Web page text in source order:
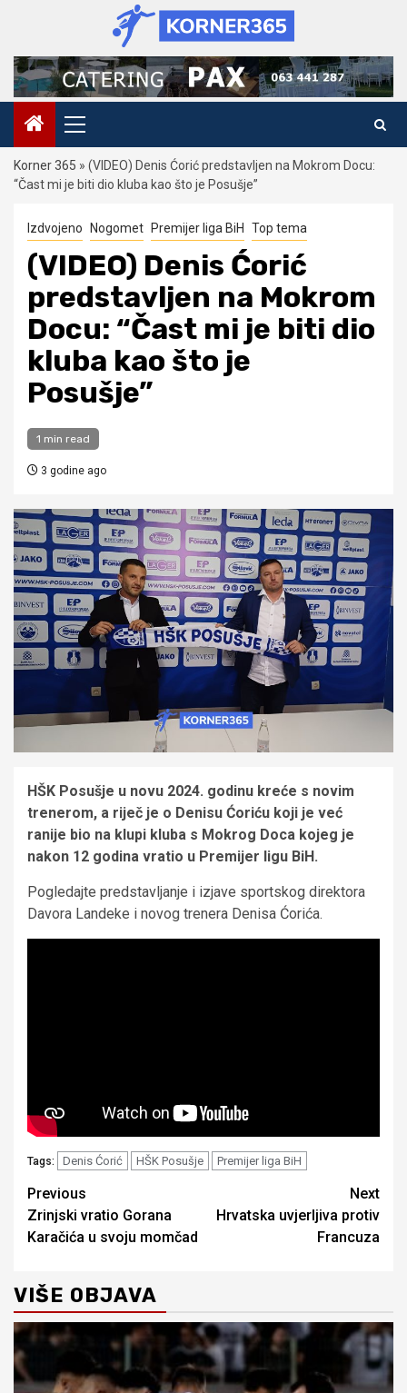
content
Primary
Menu
Korner 365 » (VIDEO) Denis Ćorić predstavljen na Mokrom Docu:
“Čast mi je biti dio kluba kao što je Posušje”
Izdvojeno Nogomet Premijer liga BiH Top tema
(VIDEO) Denis Ćorić
predstavljen na Mokrom
Docu: “Čast mi je biti dio
kluba kao što je
Posušje”
1 min read
3 godine ago
HŠK Posušje u novu 2024. godinu kreće s novim
trenerom, a riječ je o Denisu Ćoriću koji je već
ranije bio na klupi kluba s Mokrog Doca kojeg je
nakon 12 godina vratio u Premijer ligu BiH.
Pogledajte predstavljanje i izjave sportskog direktora
Davora Landeke i novog trenera Denisa Ćorića.
Tags: Denis Ćorić HŠK Posušje Premijer liga BiH
Continue
Reading
Previous
Zrinjski vratio Gorana
Karačića u svoju momčad
Next
Hrvatska uvjerljiva protiv
Francuza
VIŠE OBJAVA